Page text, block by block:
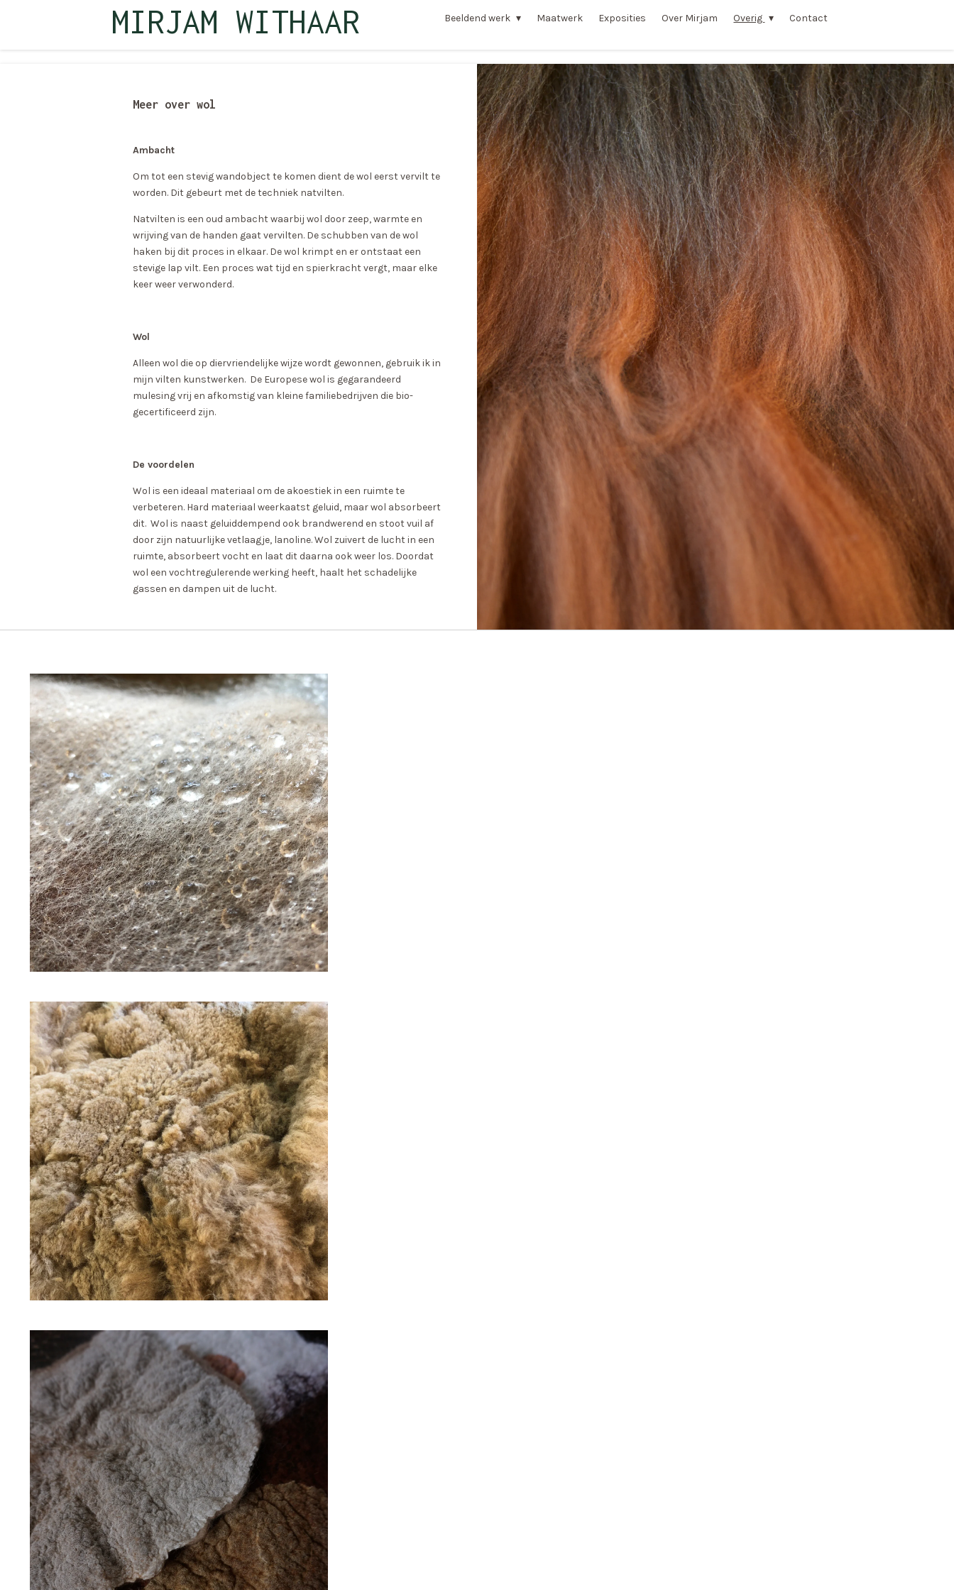
MIRJAM WITHAAR Beeldend werk Maatwerk Exposities Over Mirjam Overig Contact
Meer over wol
Ambacht
Om tot een stevig wandobject te komen dient de wol eerst vervilt te
worden. Dit gebeurt met de techniek natvilten.
Natvilten is een oud ambacht waarbij wol door zeep, warmte en
wrijving van de handen gaat vervilten. De schubben van de wol
haken bij dit proces in elkaar. De wol krimpt en er ontstaat een
stevige lap vilt. Een proces wat tijd en spierkracht vergt, maar elke
keer weer verwonderd.
Wol
Alleen wol die op diervriendelijke wijze wordt gewonnen, gebruik ik in
mijn vilten kunstwerken. De Europese wol is gegarandeerd
mulesing vrij en afkomstig van kleine familiebedrijven die bio-
gecertificeerd zijn.
De voordelen
Wol is een ideaal materiaal om de akoestiek in een ruimte te
verbeteren. Hard materiaal weerkaatst geluid, maar wol absorbeert
dit. Wol is naast geluiddempend ook brandwerend en stoot vuil af
door zijn natuurlijke vetlaagje, lanoline. Wol zuivert de lucht in een
ruimte, absorbeert vocht en laat dit daarna ook weer los. Doordat
wol een vochtregulerende werking heeft, haalt het schadelijke
gassen en dampen uit de lucht.